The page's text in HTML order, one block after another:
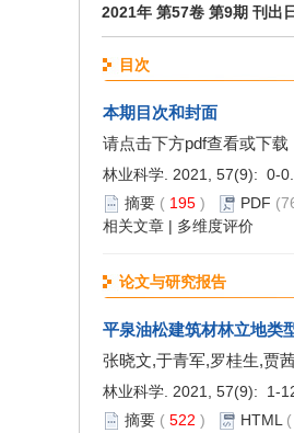
2021年 第57卷 第9期 刊出
目次
本期目次和封面
请点击下方pdf查看或下载
林业科学. 2021, 57(9): 0-0.
摘要 ( 195 ) PDF
相关文章 | 多维度评价
论文与研究报告
平泉油松建筑材林立地类
张晓文,于青军,罗桂生,贾
林业科学. 2021, 57(9): 1-
摘要 ( 522 ) HTML (